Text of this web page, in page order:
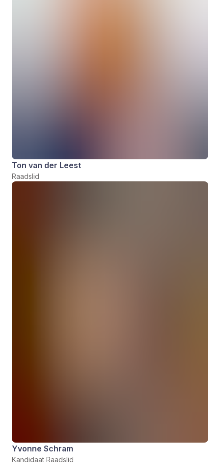
Ton van der Leest
Raadslid
Yvonne Schram
Kandidaat Raadslid